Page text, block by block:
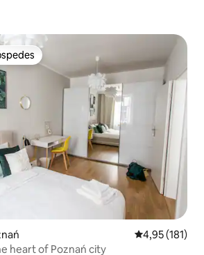
dos hóspedes
4,95 de uma
4,95 (181)
heart of Poznań city